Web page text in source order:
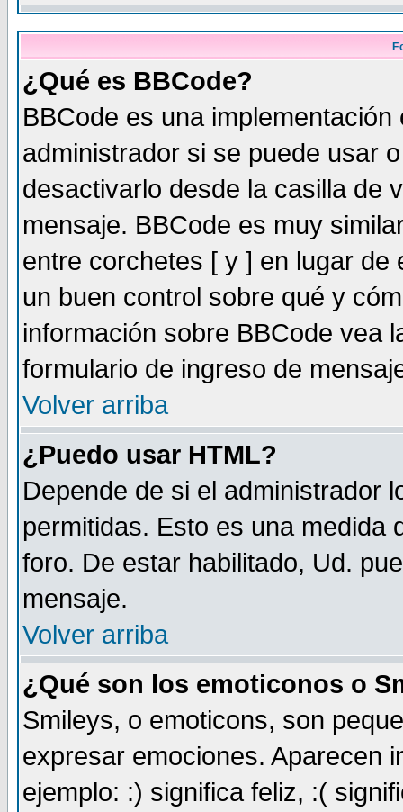
¿Qué es BBCode?
BBCode es una
administrador si se puede usar
desactivarlo desde la casilla de
mensaje. BBCode es muy
entre corchetes [ y ] en lugar
un buen control sobre qué y
información sobre BBCode vea
formulario de ingreso de
Volver arriba
¿Puedo usar HTML?
Depende de si el administrador
permitidas. Esto es una medida
foro. De estar habilitado, Ud.
mensaje.
Volver arriba
¿Qué son los emoticonos o
Smileys, o emoticons, son
expresar emociones. Aparecen
ejemplo: :) significa feliz, :(